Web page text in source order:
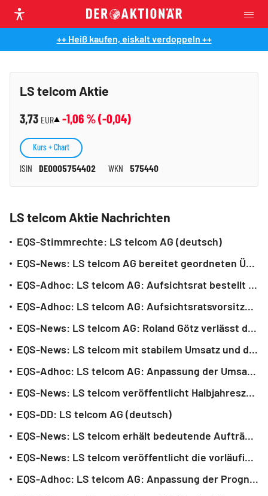
++ Heiß kaufen, eiskalt verdoppeln ++
LS telcom Aktie
3,73 EUR -1,06 % (-0,04)
ISIN DE0005754402 WKN 575440
Kurs + Chart
LS telcom Aktie Nachrichten
EQS-Stimmrechte: LS telcom AG (deutsch)
EQS-News: LS telcom AG bereitet geordneten Übergang im Vorstandsvorsitz vor und gewinnt Walter Denk als künftigen CEO (deutsch)
EQS-Adhoc: LS telcom AG: Aufsichtsrat bestellt Herrn Walter Denk zum Mitglied des Vorstands und bereitet geordneten Übergang im Vorstandsvorsitz vor (deutsch)
EQS-Adhoc: LS telcom AG: Aufsichtsratsvorsitzender der LS telcom AG verstorben (deutsch)
EQS-News: LS telcom AG: Roland Götz verlässt den Vorstand der LS telcom AG (deutsch)
EQS-News: LS telcom mit stabilem Umsatz und deutlicher Ergebnisverbesserung im Geschäftsjahr 2024/2025 (deutsch)
EQS-Adhoc: LS telcom AG: Anpassung der Umsatz- und EBIT-Prognose für das laufende Geschäftsjahr 2024/2025 (deutsch)
EQS-News: LS telcom veröffentlicht Halbjahreszahlen 2024/2025 (deutsch)
EQS-DD: LS telcom AG (deutsch)
EQS-News: LS telcom erhält bedeutende Aufträge aus der Golfregion (deutsch)
EQS-News: LS telcom veröffentlicht die vorläufigen Zahlen für das Geschäftsjahr 2023/2024 (deutsch)
EQS-Adhoc: LS telcom AG: Anpassung der Prognose für das laufende Geschäftsjahr 2023/2024 (deutsch)